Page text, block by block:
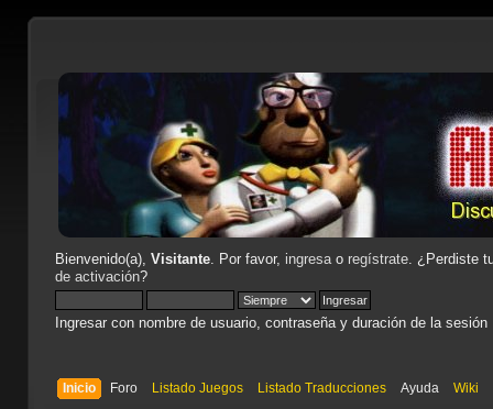
Bienvenido(a), Visitante. Por favor, ingresao regístrate. ¿Perdiste
de activación?
Ingresar con nombre de usuario, contraseña y duración de la sesión
Inicio Foro Listado Juegos Listado Traducciones Ayuda Wiki